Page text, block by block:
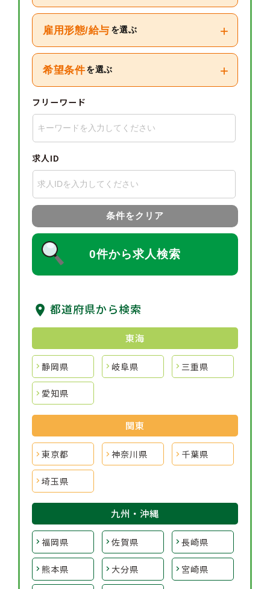
雇用形態/給与 を選ぶ +
希望条件 を選ぶ +
フリーワード
求人ID
条件をクリア
0件から求人検索
都道府県から検索
東海
静岡県 岐阜県 三重県
愛知県
関東
東京都 神奈川県 千葉県
埼玉県
九州・沖縄
福岡県 佐賀県 長崎県
熊本県 大分県 宮崎県